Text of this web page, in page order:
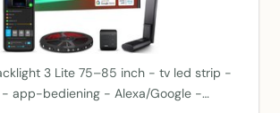
3 Lite 75–85 inch - tv led strip -
- app-bediening - Alexa/Google -…